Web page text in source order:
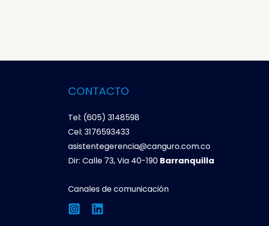
CONTACTO
Tel: (605) 3148598
Cel: 3176593433
asistentegerencia@canguro.com.co
Dir: Calle 73, Via 40-190 Barranquilla
Canales de comunicación